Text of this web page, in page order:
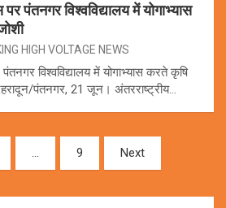
पंतनगर विश्वविद्यालय में योगाभ्यास
HIGH VOLTAGE NEWS
विश्वविद्यालय में योगाभ्यास करते कृषि
पंतनगर, 21 जून। अंतरराष्ट्रीय…
… 9 Next